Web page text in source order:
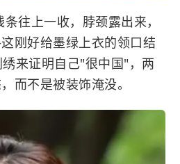
往上一收，脖颈露出来，
刚好给墨绿上衣的领口结
来证明自己"很中国"，两
而不是被装饰淹没。